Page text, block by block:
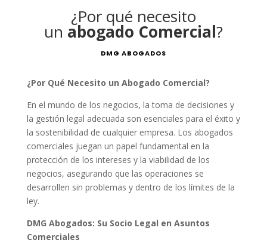
¿Por qué necesito
un abogado Comercial?
DMG ABOGADOS
¿Por Qué Necesito un Abogado Comercial?
En el mundo de los negocios, la toma de decisiones y
la gestión legal adecuada son esenciales para el éxito y
la sostenibilidad de cualquier empresa. Los abogados
comerciales juegan un papel fundamental en la
protección de los intereses y la viabilidad de los
negocios, asegurando que las operaciones se
desarrollen sin problemas y dentro de los límites de la
ley.
DMG Abogados: Su Socio Legal en Asuntos
Comerciales